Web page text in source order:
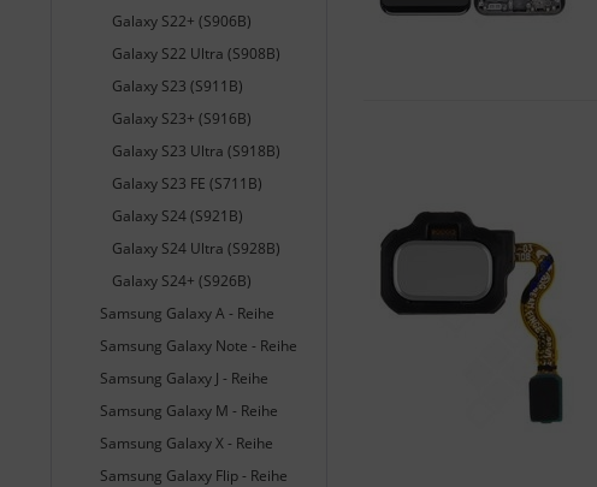
Galaxy S22+ (S906B)
Galaxy S22 Ultra (S908B)
Galaxy S23 (S911B)
Galaxy S23+ (S916B)
Galaxy S23 Ultra (S918B)
Galaxy S23 FE (S711B)
Galaxy S24 (S921B)
Galaxy S24 Ultra (S928B)
Galaxy S24+ (S926B)
Samsung Galaxy A - Reihe
Samsung Galaxy Note - Reihe
Samsung Galaxy J - Reihe
Samsung Galaxy M - Reihe
Samsung Galaxy X - Reihe
Samsung Galaxy Flip - Reihe